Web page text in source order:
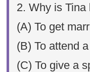
2. Why is
(A) To get
(B) To attend
(C) To give a